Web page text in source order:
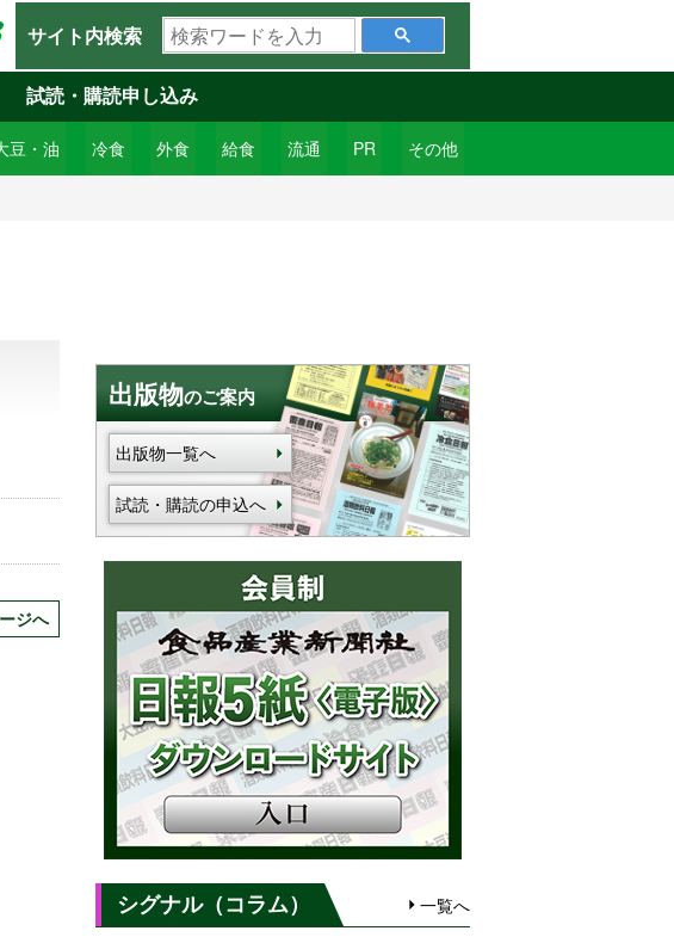
サイト内検索
検
索
ワ
ー
ド
を
豆・油 冷食 外食 給食 流通 PR その他
試読・購読申し込み
ジへ
出版物のご案内
出版物一覧へ
試読・購読の申込へ
シグナル（コラム） 一覧へ